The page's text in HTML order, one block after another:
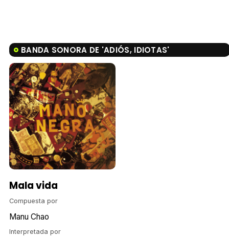
BANDA SONORA DE 'ADIÓS, IDIOTAS'
Mala vida
Compuesta por
Manu Chao
Interpretada por